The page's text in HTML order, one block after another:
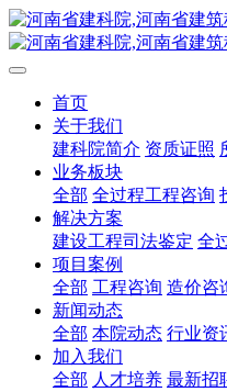
首页
关于我们
建科院简介 资质证照
业务板块
全部 全过程工程咨询
解决方案
建设工程司法鉴定 全
项目案例
全部 工程咨询 造价咨
新闻动态
全部 本院动态 行业资
加入我们
全部 人才培养 最新招